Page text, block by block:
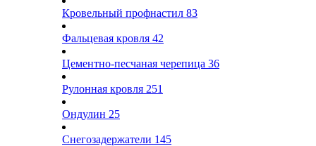
Кровельный профнастил 83
Фальцевая кровля 42
Цементно-песчаная черепица 36
Рулонная кровля 251
Ондулин 25
Снегозадержатели 145